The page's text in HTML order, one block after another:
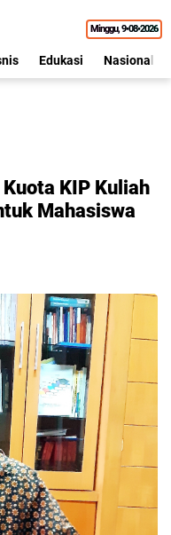
Minggu 9•08•2026
Edukasi Nasional
KIP Kuliah
Mahasiswa